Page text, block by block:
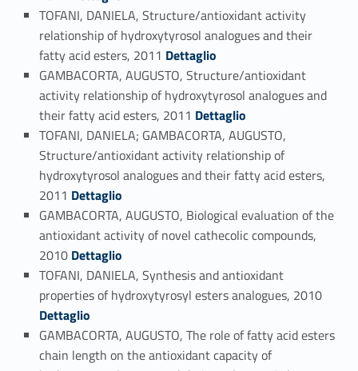
TOFANI, DANIELA, Structure/antioxidant activity
relationship of hydroxytyrosol analogues and their
fatty acid esters, 2011 Link identifier #identifier_person_85169-59
Dettaglio
GAMBACORTA, AUGUSTO, Structure/antioxidant
activity relationship of hydroxytyrosol analogues and
their fatty acid esters, 2011 Link identifier #identifier_person_82537-60
Dettaglio
TOFANI, DANIELA; GAMBACORTA, AUGUSTO,
Structure/antioxidant activity relationship of
hydroxytyrosol analogues and their fatty acid esters,
2011 Link identifier #identifier_person_136995-61
Dettaglio
GAMBACORTA, AUGUSTO, Biological evaluation of the
antioxidant activity of novel cathecolic compounds,
2010 Link identifier #identifier_person_100240-62
Dettaglio
TOFANI, DANIELA, Synthesis and antioxidant
properties of hydroxytyrosyl esters analogues, 2010
Dettaglio
GAMBACORTA, AUGUSTO, The role of fatty acid esters
chain length on the antioxidant capacity of